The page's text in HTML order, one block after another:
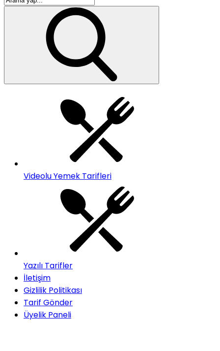
Videolu Yemek Tarifleri
Yazılı Tarifler
İletişim
Gizlilik Politikası
Tarif Gönder
Üyelik Paneli